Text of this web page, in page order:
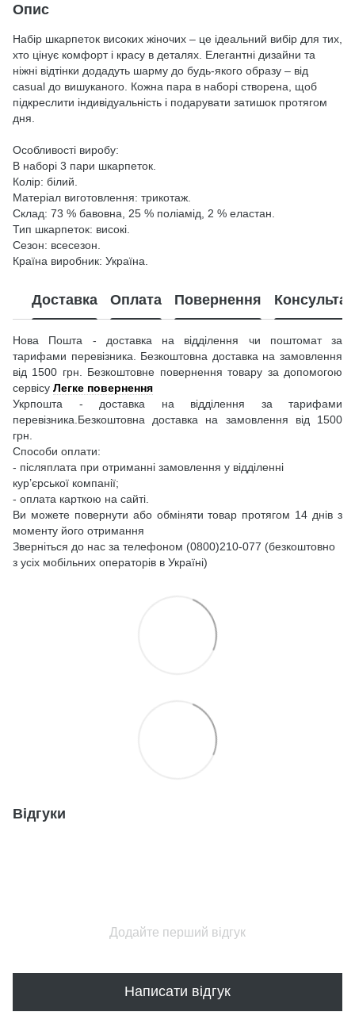
Опис
Набір шкарпеток високих жіночих – це ідеальний вибір для тих,
хто цінує комфорт і красу в деталях. Елегантні дизайни та
ніжні відтінки додадуть шарму до будь-якого образу – від
casual до вишуканого. Кожна пара в наборі створена, щоб
підкреслити індивідуальність і подарувати затишок протягом
дня.
Особливості виробу:
В наборі 3 пари шкарпеток.
Колір: білий.
Матеріал виготовлення: трикотаж.
Склад: 73 % бавовна, 25 % поліамід, 2 % еластан.
Тип шкарпеток: високі.
Сезон: всесезон.
Країна виробник: Україна.
Доставка Оплата Повернення
Нова Пошта - доставка на відділення чи поштомат за
тарифами перевізника. Безкоштовна доставка на замовлення
від 1500 грн. Безкоштовне повернення товару за допомогою
сервісу Легке повернення
Укрпошта - доставка на відділення за тарифами
перевізника.Безкоштовна доставка на замовлення від 1500
грн.
Способи оплати:
- післяплата при отриманні замовлення у відділенні
кур’єрської компанії;
- оплата карткою на сайті.
Ви можете повернути або обміняти товар протягом 14 днів з
моменту його отримання
Зверніться до нас за телефоном (0800)210-077 (безкоштовно
з усіх мобільних операторів в Україні)
Відгуки
Додайте перший відгук
Написати відгук